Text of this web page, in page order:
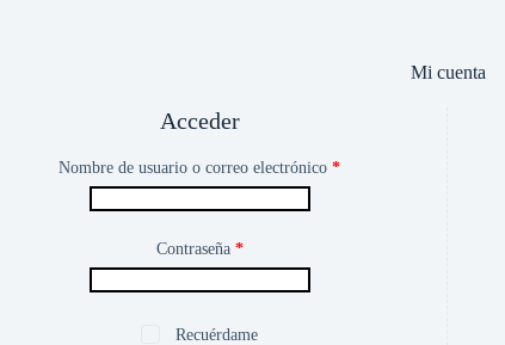
Mi cuenta
Acceder
Nombre de usuario o correo electrónico *
Contraseña *
Recuérdame